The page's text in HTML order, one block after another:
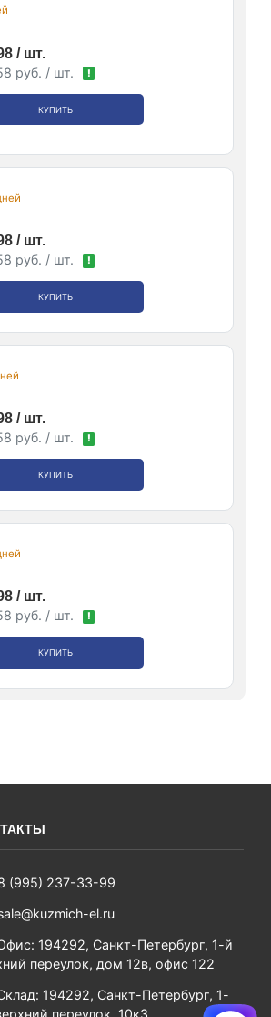
/ шт.
руб. / шт. !
КУПИТЬ
/ шт.
руб. / шт. !
КУПИТЬ
/ шт.
руб. / шт. !
КУПИТЬ
/ шт.
руб. / шт. !
КУПИТЬ
(995) 237-33-99
el.ru
: 194292, Санкт-Петербург, 1-й
переулок, дом 12в, офис 122
: 194292, Санкт-Петербург, 1-
переулок, 10к3